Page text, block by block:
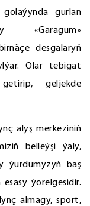
gurlan
«Garagum»
desgalaryň
Olar tebigat
geljekde
alyş merkeziniň
belleýşi ýaly,
ýurdumyzyň baş
ýörelgesidir.
almagy, sport,